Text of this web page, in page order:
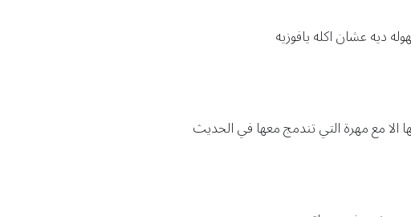
ديه عشان اكله يافوزيه
مع مهرة التي تندمج معها في الحديث